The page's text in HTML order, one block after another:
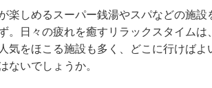
楽しめるスーパー銭湯やスパなどの施
。日々の疲れを癒すリラックスタイム
気をほこる施設も多く、どこに行けば
ないでしょうか。